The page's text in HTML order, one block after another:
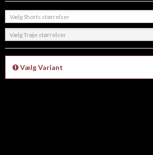
Vælg Shorts størrelser
Vælg Trøje størrelser
Vælg Variant